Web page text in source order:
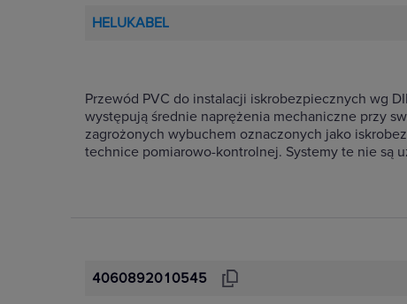
HELUKABEL
Przewód PVC do instalacji iskrobezpiecznych wg
występują średnie naprężenia mechaniczne przy
zagrożonych wybuchem oznaczonych jako
technice pomiarowo-kontrolnej. Systemy te nie są
4060892010545